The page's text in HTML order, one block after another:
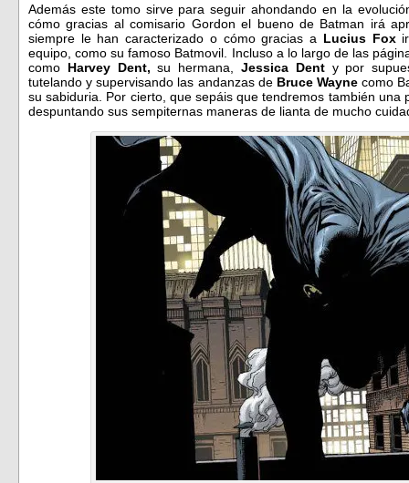
Además este tomo sirve para seguir ahondando en la
cómo gracias al comisario Gordon el bueno de Batman irá
siempre le han caracterizado o cómo gracias a Lucius Fox
equipo, como su famoso Batmovil. Incluso a lo largo de las
como Harvey Dent, su hermana,Jessica Dent y por
tutelando y supervisando las andanzas de Bruce Waynecomo
su sabiduria. Por cierto, que sepáis que tendremos también
despuntando sus sempiternas maneras de lianta de mucho